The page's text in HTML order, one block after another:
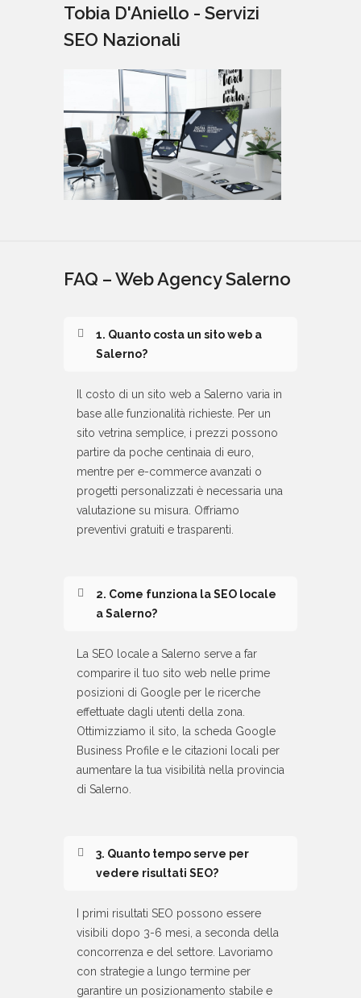
Tobia D'Aniello - Servizi
SEO Nazionali
FAQ – Web Agency Salerno
1. Quanto costa un sito web a
Salerno?
Il costo di un sito web a Salerno varia in
base alle funzionalità richieste. Per un
sito vetrina semplice, i prezzi possono
partire da poche centinaia di euro,
mentre per e-commerce avanzati o
progetti personalizzati è necessaria una
valutazione su misura. Offriamo
preventivi gratuiti e trasparenti.
2. Come funziona la SEO locale
a Salerno?
La SEO locale a Salerno serve a far
comparire il tuo sito web nelle prime
posizioni di Google per le ricerche
effettuate dagli utenti della zona.
Ottimizziamo il sito, la scheda Google
Business Profile e le citazioni locali per
aumentare la tua visibilità nella provincia
di Salerno.
3. Quanto tempo serve per
vedere risultati SEO?
I primi risultati SEO possono essere
visibili dopo 3-6 mesi, a seconda della
concorrenza e del settore. Lavoriamo
con strategie a lungo termine per
garantire un posizionamento stabile e